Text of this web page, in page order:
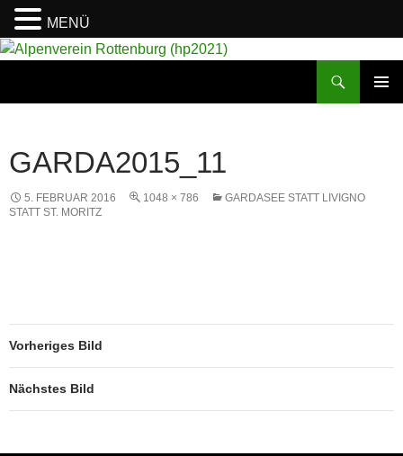
GARDA2015_11
5. FEBRUAR 2016 1048 × 786
GARDASEE STATT LIVIGNO
STATT ST. MORITZ
Vorheriges Bild
Nächstes Bild
MENÜ